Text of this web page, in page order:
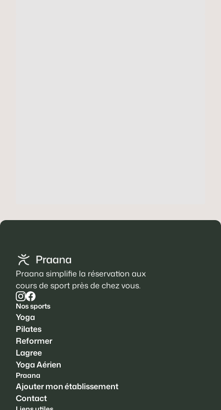
Praana simplifie la réservation aux
cours de sport près de chez vous.
Nos sports
Yoga
Pilates
Reformer
Lagree
Yoga Aérien
Praana
Ajouter mon établissement
Contact